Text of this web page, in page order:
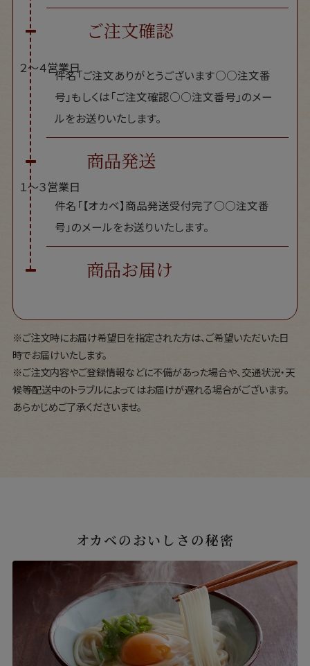
ご注文確認
件名「ご注文ありがとうございます○○注文番
号」もしくは「ご注文確認○○注文番号」のメー
ルをお送りいたします。
商品発送
２〜４営業日
件名「【オカベ】商品発送受付完了○○注文番
号」のメールをお送りいたします。
商品お届け
１〜３営業日
※ご注文時にお届け希望日を指定された方は、ご希望いただいた日
時でお届けいたします。
※ご注文内容やご登録情報などに不備があった場合や、交通状況・天
候等配送中のトラブルによってはお届けが遅れる場合がございます。
あらかじめご了承くださいませ。
オカベのおいしさの秘密